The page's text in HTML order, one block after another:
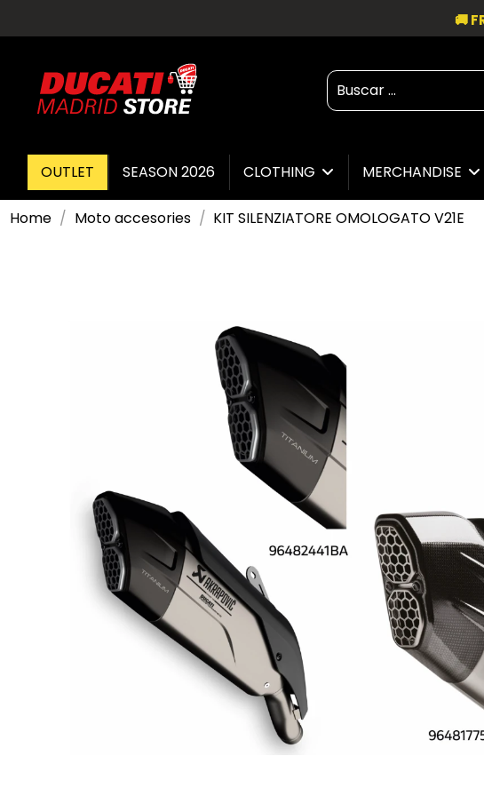
🚚
OUTLET SEASON 2026 CLOTHING MERCHANDISE
Home
Moto accesories KIT SILENZIATORE OMOLOGATO V21E